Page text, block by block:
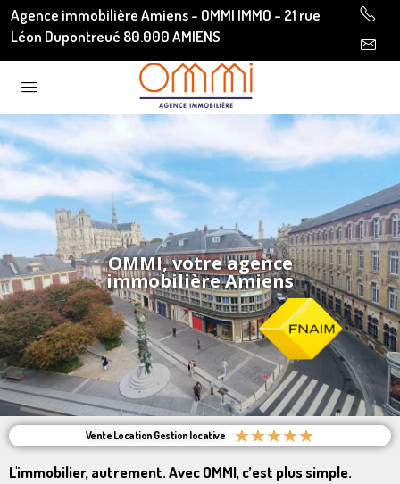
Agence immobilière Amiens - OMMI IMMO - 21 rue
Léon Dupontreué 80.000 AMIENS
OMMI, votre agence
immobilière Amiens
Vente Location Gestion locative ★★★★★
L'immobilier, autrement. Avec OMMI, c’est plus simple.